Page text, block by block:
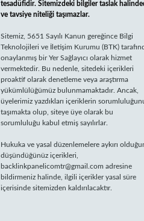
tesadüfidir. Sitemizdeki bilgiler taslak
ve tavsiye niteliği taşımazlar.
Sitemiz, 5651 Sayılı Kanun gereğince Bilgi
Teknolojileri ve İletişim Kurumu (BTK)
onaylanmış bir Yer Sağlayıcı olarak hizmet
vermektedir. Bu nedenle, sitedeki içerikleri
proaktif olarak denetleme veya araştırma
yükümlülüğümüz bulunmamaktadır. Ancak,
üyelerimiz yazdıkları içeriklerin
taşımakta olup, siteye üye olarak bu
sorumluluğu kabul etmiş sayılırlar.
Hukuka ve yasal düzenlemelere aykırı
düşündüğünüz içerikleri,
backlinkpanelicomtr@gmail.com adresine
bildirmeniz halinde, ilgili içerikler yasal süre
içerisinde sitemizden kaldırılacaktır.